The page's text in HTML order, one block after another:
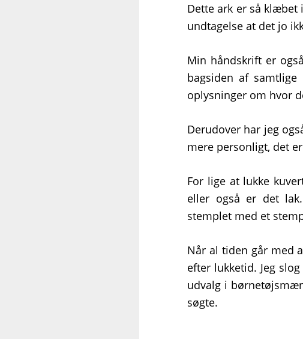
Dette ark er så klæbet
undtagelse at det jo
Min håndskrift er
bagsiden af
oplysninger om hvor
Derudover har jeg
mere personligt, det
For lige at lukke
eller også er det
stemplet med et
Når al tiden går med
efter lukketid. Jeg
udvalg i
søgte.